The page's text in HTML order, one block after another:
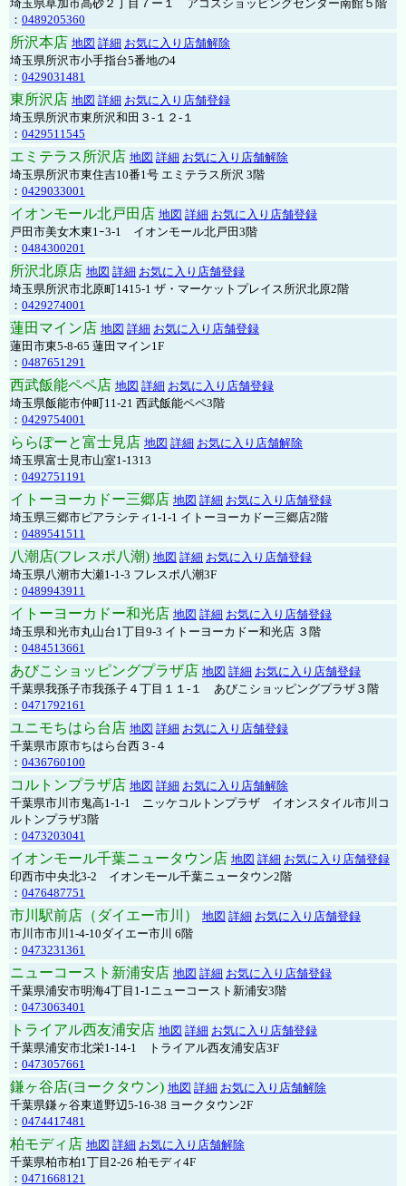
埼玉県草加市高砂２丁目７ー１ アコスショッピングセンター南館５階
： 0489205360
所沢本店 地図 詳細 お気に入り店舗解除
埼玉県所沢市小手指台5番地の4
： 0429031481
東所沢店 地図 詳細 お気に入り店舗登録
埼玉県所沢市東所沢和田３-１２-１
： 0429511545
エミテラス所沢店 地図 詳細 お気に入り店舗解除
埼玉県所沢市東住吉10番1号 エミテラス所沢 3階
： 0429033001
イオンモール北戸田店 地図 詳細 お気に入り店舗登録
戸田市美女木東1ｰ3‐1 イオンモール北戸田3階
： 0484300201
所沢北原店 地図 詳細 お気に入り店舗登録
埼玉県所沢市北原町1415-1 ザ・マーケットプレイス所沢北原2階
： 0429274001
蓮田マイン店 地図 詳細 お気に入り店舗登録
蓮田市東5-8-65 蓮田マイン1F
： 0487651291
西武飯能ペペ店 地図 詳細 お気に入り店舗登録
埼玉県飯能市仲町11-21 西武飯能ペペ3階
： 0429754001
ららぽーと富士見店 地図 詳細 お気に入り店舗解除
埼玉県富士見市山室1-1313
： 0492751191
イトーヨーカドー三郷店 地図 詳細 お気に入り店舗登録
埼玉県三郷市ピアラシティ1-1-1 イトーヨーカドー三郷店2階
： 0489541511
八潮店(フレスポ八潮) 地図 詳細 お気に入り店舗登録
埼玉県八潮市大瀬1-1-3 フレスポ八潮3F
： 0489943911
イトーヨーカドー和光店 地図 詳細 お気に入り店舗登録
埼玉県和光市丸山台1丁目9-3 イトーヨーカドー和光店 ３階
： 0484513661
あびこショッピングプラザ店 地図 詳細 お気に入り店舗登録
千葉県我孫子市我孫子４丁目１１-１ あびこショッピングプラザ３階
： 0471792161
ユニモちはら台店 地図 詳細 お気に入り店舗登録
千葉県市原市ちはら台西３-４
： 0436760100
コルトンプラザ店 地図 詳細 お気に入り店舗解除
千葉県市川市鬼高1-1-1 ニッケコルトンプラザ イオンスタイル市川コ
ルトンプラザ3階
： 0473203041
イオンモール千葉ニュータウン店 地図 詳細 お気に入り店舗登録
印西市中央北3-2 イオンモール千葉ニュータウン2階
： 0476487751
市川駅前店（ダイエー市川） 地図 詳細 お気に入り店舗登録
市川市市川1-4-10ダイエー市川 6階
： 0473231361
ニューコースト新浦安店 地図 詳細 お気に入り店舗登録
千葉県浦安市明海4丁目1-1ニューコースト新浦安3階
： 0473063401
トライアル西友浦安店 地図 詳細 お気に入り店舗登録
千葉県浦安市北栄1-14-1 トライアル西友浦安店3F
： 0473057661
鎌ヶ谷店(ヨークタウン) 地図 詳細 お気に入り店舗解除
千葉県鎌ヶ谷東道野辺5-16-38 ヨークタウン2F
： 0474417481
柏モディ店 地図 詳細 お気に入り店舗解除
千葉県柏市柏1丁目2-26 柏モディ4F
： 0471668121